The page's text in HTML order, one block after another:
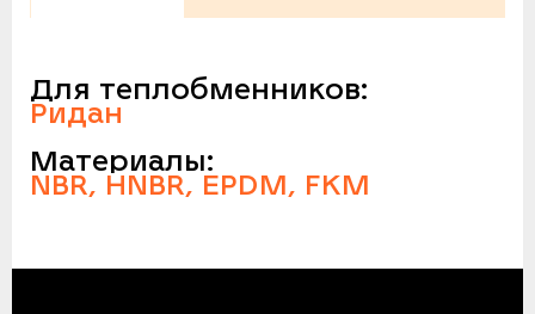
Для теплобменников:
Ридан
Материалы:
NBR, HNBR, EPDM, FKM